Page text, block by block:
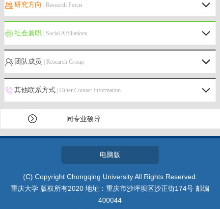
研究方向 | Research Focus
社会兼职| Social Affiliations
团队成员 | Research Group
其他联系方式| Other Contact Information
同专业硕导
电脑版
(C) Copyright Chongqing University All Rights Reserved.
重庆大学 版权所有2020 地址：重庆市沙坪坝区沙正街174号 邮编
400044